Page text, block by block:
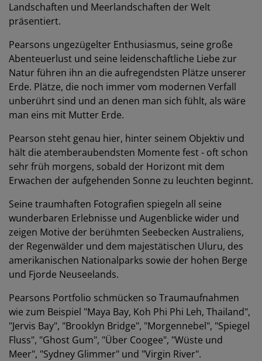
Landschaften und Meerlandschaften der Welt
präsentiert.
Pearsons ungezügelter Enthusiasmus, seine große
Abenteuerlust und seine leidenschaftliche Liebe zur
Natur führen ihn an die aufregendsten Plätze unserer
Erde. Plätze, die noch immer vom modernen Verfall
unberührt sind und an denen man sich fühlt, als wäre
man eins mit Mutter Erde.
Pearson steht genau hier, hinter seinem Objektiv und
hält die atemberaubendsten Momente fest - oft schon
sehr früh morgens, sobald der Horizont mit dem
Erwachen der aufgehenden Sonne zu leuchten beginnt.
Seine traumhaften Fotografien spiegeln all seine
wunderbaren Erlebnisse und Augenblicke wider und
zeigen Motive der berühmten Seebecken Australiens,
der Regenwälder und dem majestätischen Uluru, des
amerikanischen Nationalparks sowie der hohen Berge
und Fjorde Neuseelands.
Pearsons Portfolio schmücken so Traumaufnahmen
wie zum Beispiel "Maya Bay, Koh Phi Phi Leh, Thailand",
"Jervis Bay", "Brooklyn Bridge", "Morgennebel", "Spiegel
Fluss", "Ghost Gum", "Über Coogee", "Wüste und
Meer", "Sydney Glimmer" und "Virgin River".